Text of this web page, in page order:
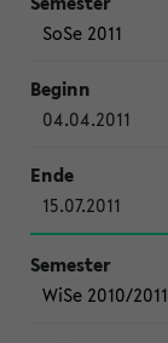
SoSe 2011
04.04.2011
15.07.2011
WiSe 2010/2011